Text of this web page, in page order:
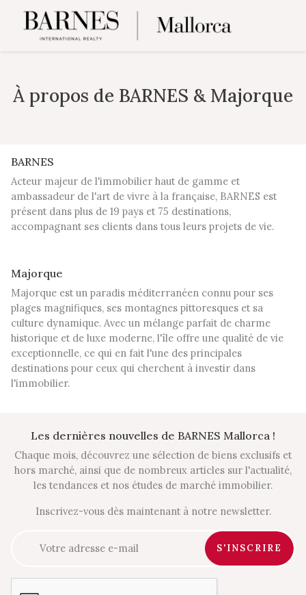
À propos de BARNES & Majorque
BARNES
Acteur majeur de l'immobilier haut de gamme et
ambassadeur de l'art de vivre à la française, BARNES est
présent dans plus de 19 pays et 75 destinations,
accompagnant ses clients dans tous leurs projets de vie.
Majorque
Majorque est un paradis méditerranéen connu pour ses
plages magnifiques, ses montagnes pittoresques et sa
culture dynamique. Avec un mélange parfait de charme
historique et de luxe moderne, l'île offre une qualité de vie
exceptionnelle, ce qui en fait l'une des principales
destinations pour ceux qui cherchent à investir dans
l'immobilier.
Les dernières nouvelles de BARNES Mallorca !
Chaque mois, découvrez une sélection de biens exclusifs et
hors marché, ainsi que de nombreux articles sur l'actualité,
les tendances et nos études de marché immobilier.
Inscrivez-vous dès maintenant à notre newsletter.
S'INSCRIRE